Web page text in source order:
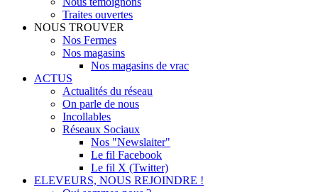
Traites ouvertes
NOUS TROUVER
Nos Fermes
Nos magasins
Nos magasins de vrac
ACTUS
Actualités du réseau
On parle de nous
Incollables
Réseaux Sociaux
Nos "Newslaiter"
Le fil Facebook
Le fil X (Twitter)
ELEVEURS, NOUS REJOINDRE !